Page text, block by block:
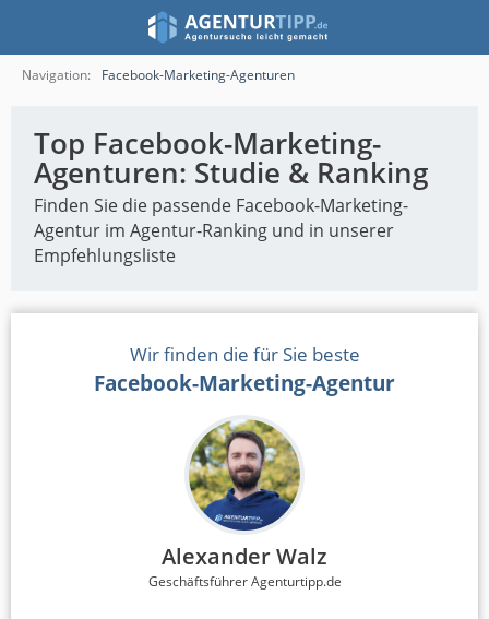
Navigation: Facebook-Marketing-Agenturen
Top Facebook-Marketing-
Agenturen: Studie & Ranking
Finden Sie die passende Facebook-Marketing-
Agentur im Agentur-Ranking und in unserer
Empfehlungsliste
Wir finden die für Sie beste
Facebook-Marketing-Agentur
Alexander Walz
Geschäftsführer Agenturtipp.de